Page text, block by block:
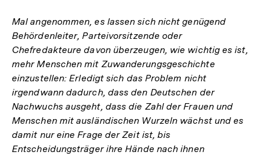
Mal angenommen, es lassen sich nicht genügend
Behördenleiter, Parteivorsitzende oder
Chefredakteure davon überzeugen, wie wichtig es ist,
mehr Menschen mit Zuwanderungsgeschichte
einzustellen: Erledigt sich das Problem nicht
irgendwann dadurch, dass den Deutschen der
Nachwuchs ausgeht, dass die Zahl der Frauen und
Menschen mit ausländischen Wurzeln wächst und es
damit nur eine Frage der Zeit ist, bis
Entscheidungsträger ihre Hände nach ihnen